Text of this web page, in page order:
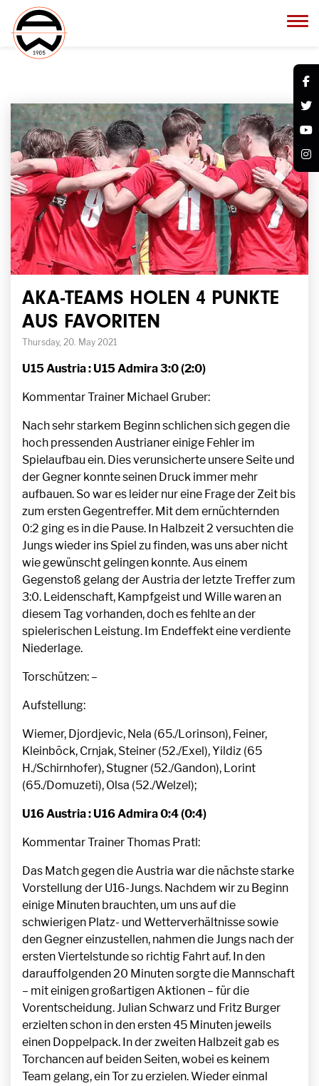
AKA-TEAMS HOLEN 4 PUNKTE
AUS FAVORITEN
Thursday, 20. May 2021
U15 Austria : U15 Admira 3:0 (2:0)
Kommentar Trainer Michael Gruber:
Nach sehr starkem Beginn schlichen sich gegen die
hoch pressenden Austrianer einige Fehler im
Spielaufbau ein. Dies verunsicherte unsere Seite und
der Gegner konnte seinen Druck immer mehr
aufbauen. So war es leider nur eine Frage der Zeit bis
zum ersten Gegentreffer. Mit dem ernüchternden
0:2 ging es in die Pause. In Halbzeit 2 versuchten die
Jungs wieder ins Spiel zu finden, was uns aber nicht
wie gewünscht gelingen konnte. Aus einem
Gegenstoß gelang der Austria der letzte Treffer zum
3:0. Leidenschaft, Kampfgeist und Wille waren an
diesem Tag vorhanden, doch es fehlte an der
spielerischen Leistung. Im Endeffekt eine verdiente
Niederlage.
Torschützen: –
Aufstellung:
Wiemer, Djordjevic, Nela (65./Lorinson), Feiner,
Kleinböck, Crnjak, Steiner (52./Exel), Yildiz (65
H./Schirnhofer), Stugner (52./Gandon), Lorint
(65./Domuzeti), Olsa (52./Welzel);
U16 Austria : U16 Admira 0:4 (0:4)
Kommentar Trainer Thomas Pratl:
Das Match gegen die Austria war die nächste starke
Vorstellung der U16-Jungs. Nachdem wir zu Beginn
einige Minuten brauchten, um uns auf die
schwierigen Platz- und Wetterverhältnisse sowie
den Gegner einzustellen, nahmen die Jungs nach der
ersten Viertelstunde so richtig Fahrt auf. In den
darauffolgenden 20 Minuten sorgte die Mannschaft
– mit einigen großartigen Aktionen – für die
Vorentscheidung. Julian Schwarz und Fritz Burger
erzielten schon in den ersten 45 Minuten jeweils
einen Doppelpack. In der zweiten Halbzeit gab es
Torchancen auf beiden Seiten, wobei es keinem
Team gelang, ein Tor zu erzielen. Wieder einmal